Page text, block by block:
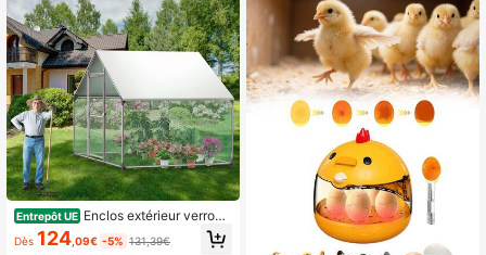
Entrepôt UE Enclos extérieur verrouill
able pour poules, cage en acier gal
vanisé avec toit pour petits animau
Dès 124,09€ -5% 131,39€